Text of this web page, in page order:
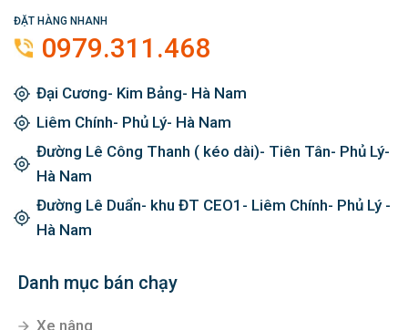
ĐẶT HÀNG NHANH
0979.311.468
Đại Cương- Kim Bảng- Hà Nam
Liêm Chính- Phủ Lý- Hà Nam
Đường Lê Công Thanh ( kéo dài)- Tiên Tân- Phủ Lý-
Hà Nam
Đường Lê Duẩn- khu ĐT CEO1- Liêm Chính- Phủ Lý -
Hà Nam
Danh mục bán chạy
Xe nâng